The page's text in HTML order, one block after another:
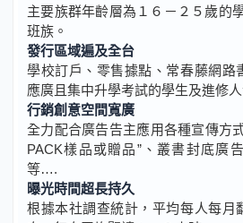
主要族群年齡層為１６－２５歲的
班族。
發行區域遍及全台
學校訂戶、零售據點、常春藤網路
應廣且集中升學考試的學生及進修人
行銷創意空間寬廣
全力配合廣告告主應用各種宣傳方
PACK樣品或贈品”、叢書封底廣
等….
曝光時間超長持久
根據本社調查統計，平均每人每月